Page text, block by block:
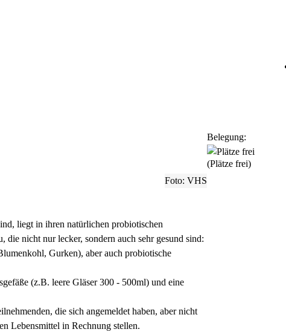
Foto: VHS
liegt in ihren natürlichen probiotischen
nicht nur lecker, sondern auch sehr gesund sind:
Gurken), aber auch probiotische
(z.B. leere Gläser 300 - 500ml) und eine
die sich angemeldet haben, aber nicht
Lebensmittel in Rechnung stellen.
Belegung:
(Plätze frei)